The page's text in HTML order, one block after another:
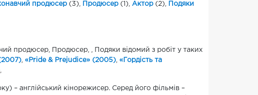
продюсер(3), Продюсер(1), Актор(2),
Подяки
продюсер, Продюсер, , Подяки відомий з робіт у таких
«Pride & Prejudice» (2005) «Гордiсть та
– англійський кінорежисер. Серед його фільмів –